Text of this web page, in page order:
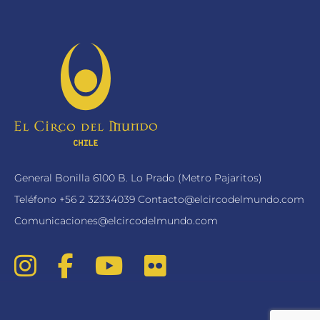
General Bonilla 6100 B. Lo Prado (Metro Pajaritos)
Teléfono +56 2 32334039 Contacto@elcircodelmundo.com
Comunicaciones@elcircodelmundo.com